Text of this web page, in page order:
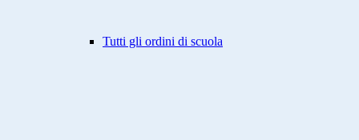
Tutti gli ordini di scuola